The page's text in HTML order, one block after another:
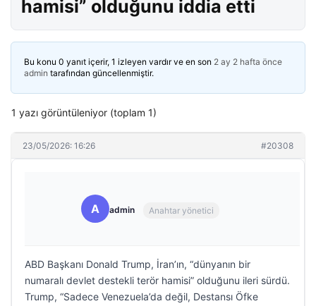
hamisi” olduğunu iddia etti
Bu konu 0 yanıt içerir, 1 izleyen vardır ve en son 2 ay 2 hafta önce
admin tarafından güncellenmiştir.
1 yazı görüntüleniyor (toplam 1)
23/05/2026: 16:26 #20308
A admin Anahtar yönetici
ABD Başkanı Donald Trump, İran’ın, “dünyanın bir
numaralı devlet destekli terör hamisi” olduğunu ileri sürdü.
Trump, “Sadece Venezuela’da değil, Destansı Öfke